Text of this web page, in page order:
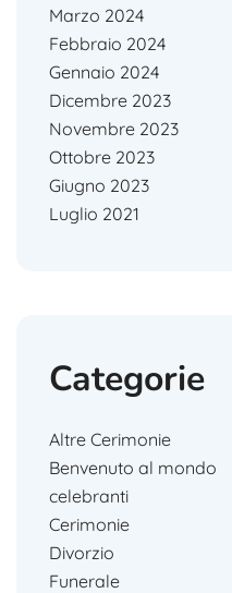
Marzo 2024
Febbraio 2024
Gennaio 2024
Dicembre 2023
Novembre 2023
Ottobre 2023
Giugno 2023
Luglio 2021
Categorie
Altre Cerimonie
Benvenuto al mondo
celebranti
Cerimonie
Divorzio
Funerale